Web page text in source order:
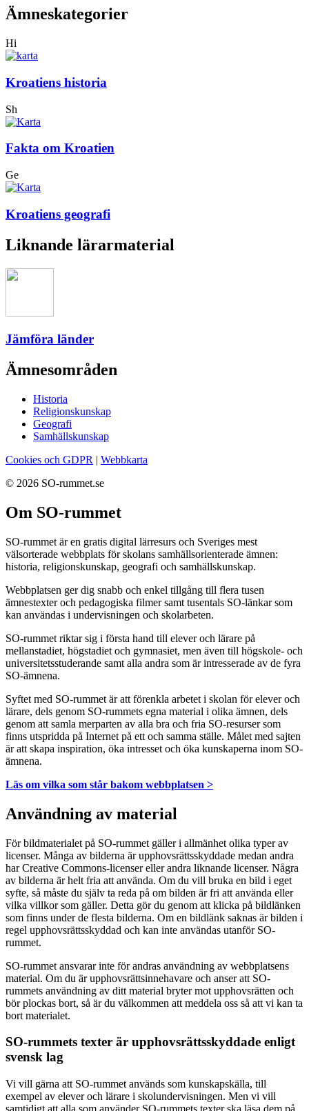
Ämneskategorier
Hi
Kroatiens historia
Sh
Fakta om Kroatien
Ge
Kroatiens geografi
Liknande lärarmaterial
Jämföra länder
Ämnesområden
Historia
Religionskunskap
Geografi
Samhällskunskap
Cookies och GDPR | Webbkarta
© 2026 SO-rummet.se
Om SO-rummet
SO-rummet är en gratis digital lärresurs och Sveriges mest
välsorterade webbplats för skolans samhällsorienterade ämnen:
historia, religionskunskap, geografi och samhällskunskap.
Webbplatsen ger dig snabb och enkel tillgång till flera tusen
ämnestexter och pedagogiska filmer samt tusentals SO-länkar som
kan användas i undervisningen och skolarbeten.
SO-rummet riktar sig i första hand till elever och lärare på
mellanstadiet, högstadiet och gymnasiet, men även till högskole- och
universitetsstuderande samt alla andra som är intresserade av de fyra
SO-ämnena.
Syftet med SO-rummet är att förenkla arbetet i skolan för elever och
lärare, dels genom SO-rummets egna material i olika ämnen, dels
genom att samla merparten av alla bra och fria SO-resurser som
finns utspridda på Internet på ett och samma ställe. Målet med sajten
är att skapa inspiration, öka intresset och öka kunskaperna inom SO-
ämnena.
Läs om vilka som står bakom webbplatsen >
Användning av material
För bildmaterialet på SO-rummet gäller i allmänhet olika typer av
licenser. Många av bilderna är upphovsrättsskyddade medan andra
har Creative Commons-licenser eller andra liknande licenser. Några
av bilderna är helt fria att använda. Om du vill bruka en bild i eget
syfte, så måste du själv ta reda på om bilden är fri att använda eller
vilka villkor som gäller. Detta gör du genom att klicka på bildlänken
som finns under de flesta bilderna. Om en bildlänk saknas är bilden i
regel upphovsrättsskyddad och kan inte användas utanför SO-
rummet.
SO-rummet ansvarar inte för andras användning av webbplatsens
material. Om du är upphovsrättsinnehavare och anser att SO-
rummets användning av ditt material bryter mot upphovsrätten och
bör plockas bort, så är du välkommen att meddela oss så att vi kan ta
bort materialet.
SO-rummets texter är upphovsrättsskyddade enligt
svensk lag
Vi vill gärna att SO-rummet används som kunskapskälla, till
exempel av elever och lärare i skolundervisningen. Men vi vill